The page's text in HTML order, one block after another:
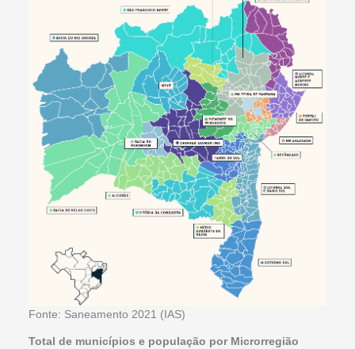
Fonte: Saneamento 2021 (IAS)
Total de municípios e população por Microrregião